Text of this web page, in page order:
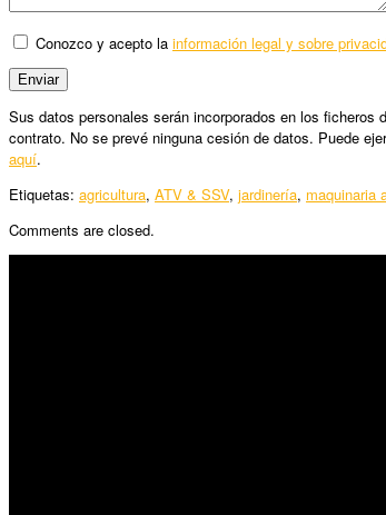
Conozco y acepto la información legal y sobre
Sus datos personales serán incorporados en los
contrato. No se prevé ninguna cesión de datos. Puede
aquí.
Etiquetas: agricultura, ATV & SSV, jardinería, maquinaria
Comments are closed.